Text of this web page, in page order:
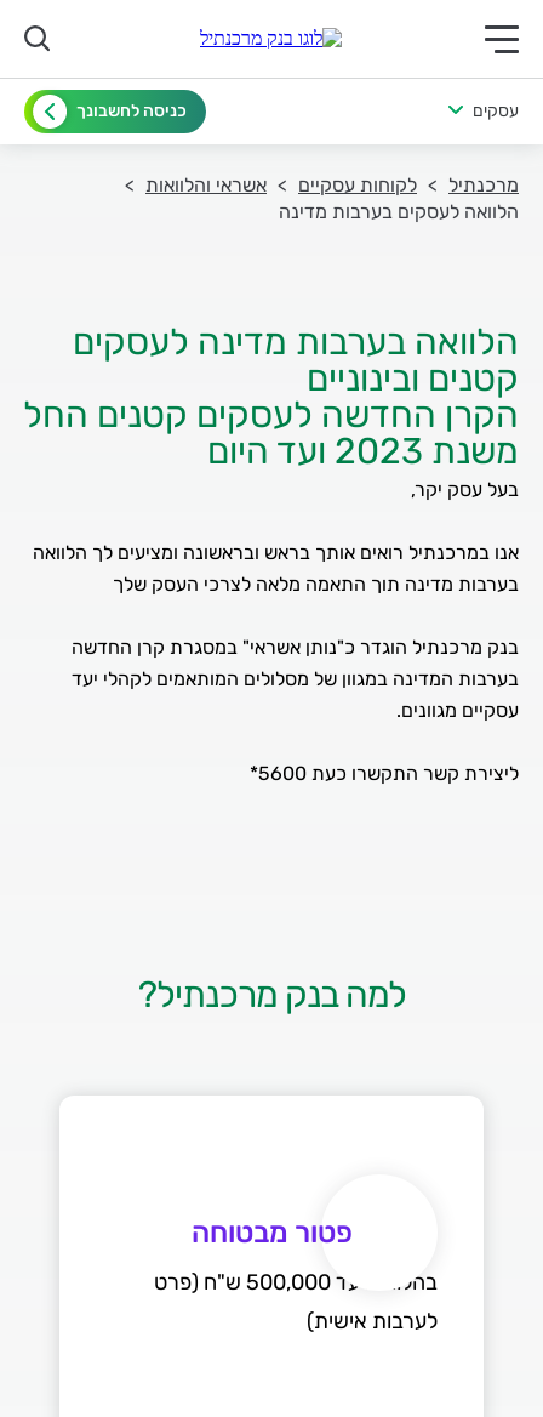
תפריט ראשי לנייד
עסקים כניסה לחשבונך
מרכנתיל לקוחות עסקיים
אשראי והלוואות
הלוואה לעסקים בערבות מדינה
הלוואה בערבות מדינה לעסקים
הקרן החדשה לעסקים קטנים החל
משנת 2023 ועד היום
אנו במרכנתיל רואים אותך בראש ובראשונה ומציעים לך הלוואה
בנק מרכנתיל הוגדר כ"נותן אשראי" במסגרת קרן החדשה
בערבות המדינה במגוון של מסלולים המותאמים לקהלי יעד
ליצירת קשר התקשרו כעת 5600*
למה בנק מרכנתיל?
פטור מבטוחה
בהלוואה עד 500,000 ש"ח (פרט
לערבות אישית)